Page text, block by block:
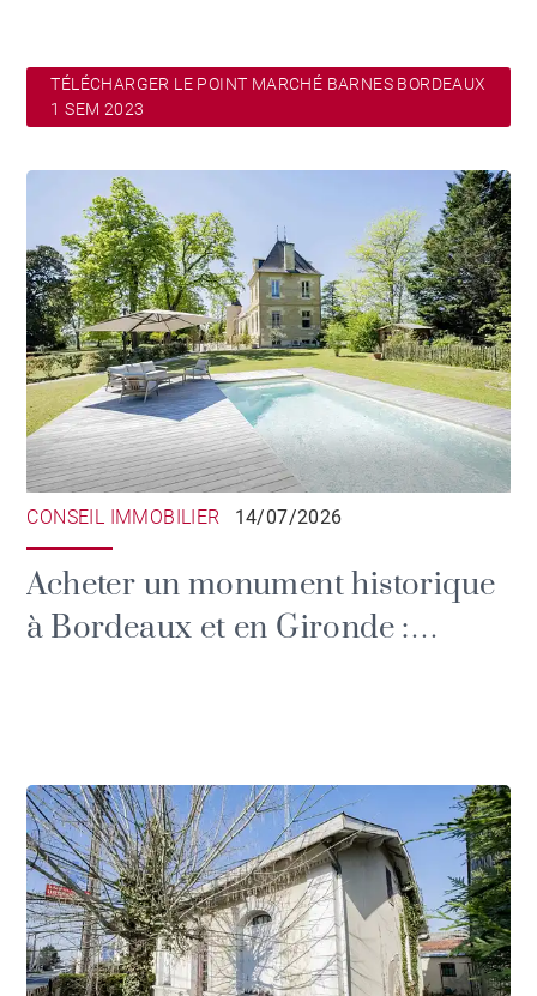
TÉLÉCHARGER LE POINT MARCHÉ BARNES BORDEAUX
1 SEM 2023
CONSEIL IMMOBILIER 14/07/2026
Acheter un monument historique
à Bordeaux et en Gironde :